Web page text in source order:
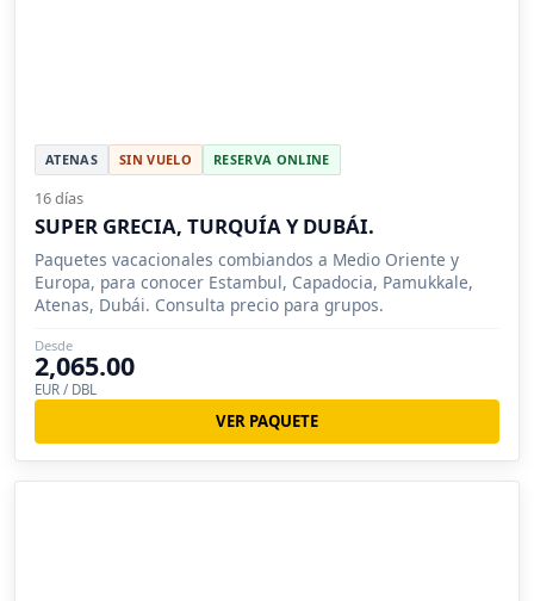
ATENAS SIN VUELO RESERVA ONLINE
16 días
SUPER GRECIA, TURQUÍA Y DUBÁI.
Paquetes vacacionales combiandos a Medio Oriente y
Europa, para conocer Estambul, Capadocia, Pamukkale,
Atenas, Dubái. Consulta precio para grupos.
Desde
2,065.00
EUR / DBL
VER PAQUETE